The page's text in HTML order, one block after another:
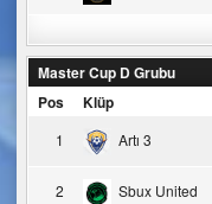
Master Cup D Grubu
Pos
Klüp
1 Artı 3
2 Sbux United